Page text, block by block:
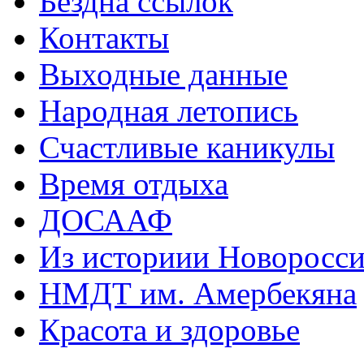
Контакты
Выходные данные
Народная летопись
Счастливые каникулы
Время отдыха
ДОСААФ
Из историии
НМДТ им. Амербекяна
Красота и здоровье